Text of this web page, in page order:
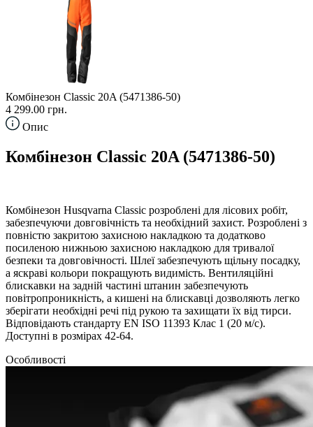
Комбінезон Classic 20A (5471386-50)
4 299.00 грн.
Опис
Комбінезон Classic 20A (5471386-50)
Комбінезон Husqvarna Classic розроблені для лісових робіт,
забезпечуючи довговічність та необхідний захист. Розроблені з
повністю закритою захисною накладкою та додатково
посиленою нижньою захисною накладкою для тривалої
безпеки та довговічності. Шлеї забезпечують щільну посадку,
а яскраві кольори покращують видимість. Вентиляційні
блискавки на задній частині штанин забезпечують
повітропроникність, а кишені на блискавці дозволяють легко
зберігати необхідні речі під рукою та захищати їх від тирси.
Відповідають стандарту EN ISO 11393 Клас 1 (20 м/с).
Доступні в розмірах 42-64.
Особливості